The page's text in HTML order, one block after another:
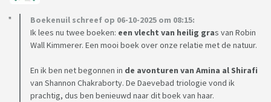
Boekenuil schreef op 06-10-2025 om 08:15:
Ik lees nu twee boeken: een vlecht van heilig gras van Robin
Wall Kimmerer. Een mooi boek over onze relatie met de natuur.
En ik ben net begonnen in de avonturen van Amina al Shirafi
van Shannon Chakraborty. De Daevebad triologie vond ik
prachtig, dus ben benieuwd naar dit boek van haar.